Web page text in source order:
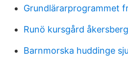
Grundlärarprogrammet
Runö kursgård
Barnmorska huddinge